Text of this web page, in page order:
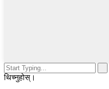
थिच्नुहोस्।